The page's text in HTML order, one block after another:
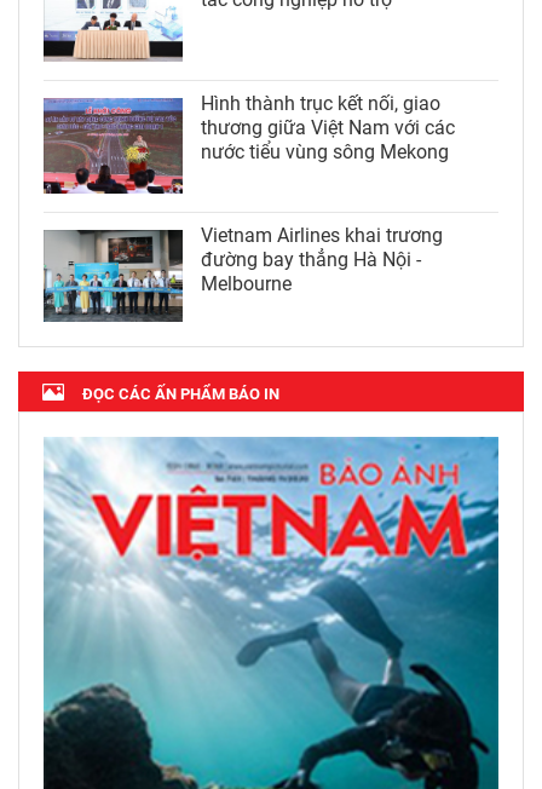
Hình thành trục kết nối, giao
thương giữa Việt Nam với các
nước tiểu vùng sông Mekong
Vietnam Airlines khai trương
đường bay thẳng Hà Nội -
Melbourne
ĐỌC CÁC ẤN PHẨM BÁO IN